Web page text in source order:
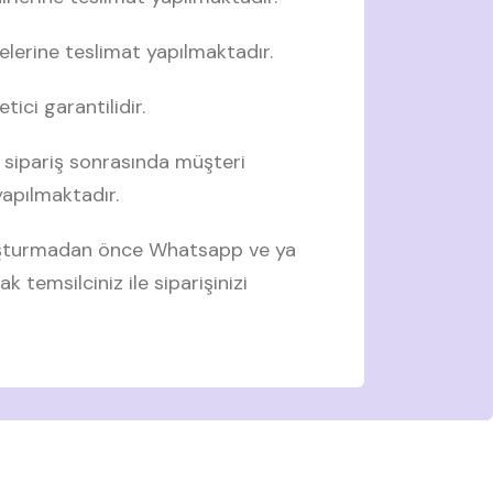
teslimat yapılmaktadır.
garantilidir.
sonrasında müşteri
önce Whatsapp ve ya
temsilciniz ile siparişinizi